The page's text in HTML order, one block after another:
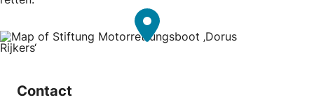
Contact